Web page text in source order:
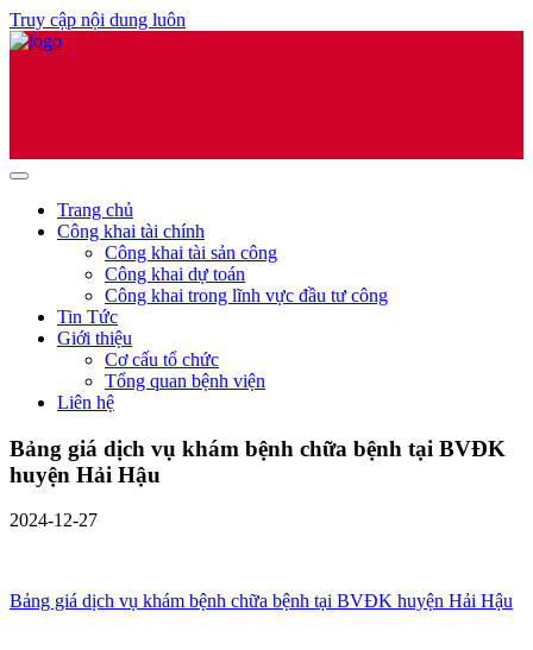
Truy cập nội dung luôn
Trang chủ
Công khai tài chính
Công khai tài sản công
Công khai dự toán
Công khai trong lĩnh vực đầu tư công
Tin Tức
Giới thiệu
Cơ cấu tổ chức
Tổng quan bệnh viện
Liên hệ
Bảng giá dịch vụ khám bệnh chữa bệnh tại BVĐK
huyện Hải Hậu
2024-12-27
Bảng giá dịch vụ khám bệnh chữa bệnh tại BVĐK huyện Hải Hậu